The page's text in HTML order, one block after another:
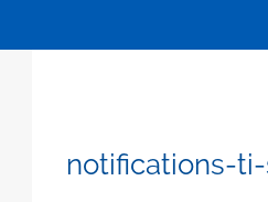
notifications-